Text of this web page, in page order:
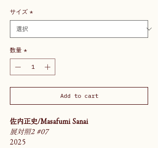
サイズ *
数量 *
Add to cart
佐内正史/Masafumi Sanai
展対照2 #07
2025